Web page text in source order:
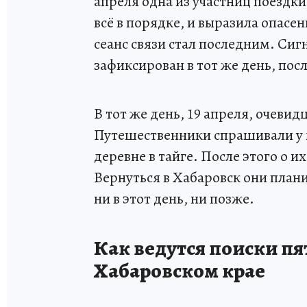
всё в порядке, и выразила
сеанс связи стал последним.
зафиксирован в тот же день,
В тот же день, 19 апреля,
Путешественники спрашивали
деревне в тайге. После этого о
Вернуться в Хабаровск они
ни в этот день, ни позже.
Как ведутся поиски
Хабаровском крае